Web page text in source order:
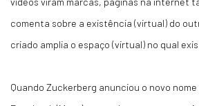
comenta sobre a existência (virtual) do
criado amplia o espaço (virtual) no qual
Quando Zuckerberg anunciou o novo